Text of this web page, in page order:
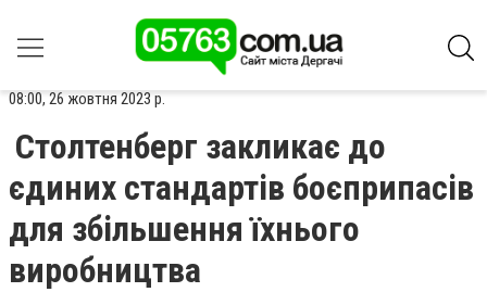
08:00, 26 жовтня 2023 р.
Столтенберг закликає до
єдиних стандартів боєприпасів
для збільшення їхнього
виробництва